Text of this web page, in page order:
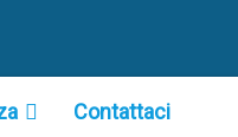
Contattaci